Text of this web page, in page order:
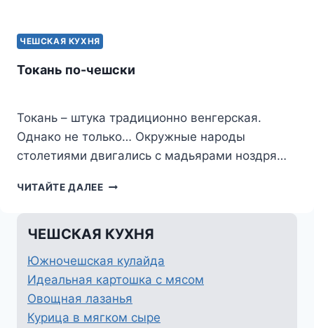
ЧЕШСКАЯ КУХНЯ
Токань по-чешски
Токань – штука традиционно венгерская.
Однако не только… Окружные народы
столетиями двигались с мадьярами ноздря…
ЧИТАЙТЕ ДАЛЕЕТОКАНЬ
ЧЕШСКИ
ЧЕШСКАЯ КУХНЯ
Южночешская кулайда
Идеальная картошка с мясом
Овощная лазанья
Курица в мягком сыре